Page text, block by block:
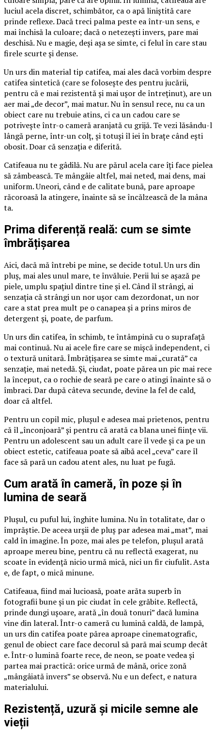
luciul acela discret, schimbător, ca o apă liniștită care
prinde reflexe. Dacă treci palma peste ea într-un sens, e
mai închisă la culoare; dacă o netezești invers, pare mai
deschisă. Nu e magie, deși așa se simte, ci felul în care stau
firele scurte și dense.
Un urs din material tip catifea, mai ales dacă vorbim despre
catifea sintetică (care se folosește des pentru jucării,
pentru că e mai rezistentă și mai ușor de întreținut), are un
aer mai „de decor”, mai matur. Nu în sensul rece, nu ca un
obiect care nu trebuie atins, ci ca un cadou care se
potrivește într-o cameră aranjată cu grijă. Te vezi lăsându-l
lângă perne, într-un colț, și totuși îl iei în brațe când ești
obosit. Doar că senzația e diferită.
Catifeaua nu te gâdilă. Nu are părul acela care îți face pielea
să zâmbească. Te mângâie altfel, mai neted, mai dens, mai
uniform. Uneori, când e de calitate bună, pare aproape
răcoroasă la atingere, înainte să se încălzească de la mâna
ta.
Prima diferență reală: cum se simte
îmbrățișarea
Aici, dacă mă întrebi pe mine, se decide totul. Un urs din
pluș, mai ales unul mare, te învăluie. Perii lui se așază pe
piele, umplu spațiul dintre tine și el. Când îl strângi, ai
senzația că strângi un nor ușor cam dezordonat, un nor
care a stat prea mult pe o canapea și a prins miros de
detergent și, poate, de parfum.
Un urs din catifea, în schimb, te întâmpină cu o suprafață
mai continuă. Nu ai acele fire care se mișcă independent, ci
o textură unitară. Îmbrățișarea se simte mai „curată” ca
senzație, mai netedă. Și, ciudat, poate părea un pic mai rece
la început, ca o rochie de seară pe care o atingi înainte să o
îmbraci. Dar după câteva secunde, devine la fel de cald,
doar că altfel.
Pentru un copil mic, plușul e adesea mai prietenos, pentru
că îl „înconjoară” și pentru că arată ca blana unei ființe vii.
Pentru un adolescent sau un adult care îl vede și ca pe un
obiect estetic, catifeaua poate să aibă acel „ceva” care îl
face să pară un cadou atent ales, nu luat pe fugă.
Cum arată în cameră, în poze și în
lumina de seară
Plușul, cu puful lui, înghite lumina. Nu în totalitate, dar o
împrăștie. De aceea urșii de pluș par adesea mai „mat”, mai
cald în imagine. În poze, mai ales pe telefon, plușul arată
aproape mereu bine, pentru că nu reflectă exagerat, nu
scoate în evidență nicio urmă mică, nici un fir ciufulit. Asta
e, de fapt, o mică minune.
Catifeaua, fiind mai lucioasă, poate arăta superb în
fotografii bune și un pic ciudat în cele grăbite. Reflectă,
prinde dungi ușoare, arată „în două tonuri” dacă lumina
vine din lateral. Într-o cameră cu lumină caldă, de lampă,
un urs din catifea poate părea aproape cinematografic,
genul de obiect care face decorul să pară mai scump decât
e. Într-o lumină foarte rece, de neon, se poate vedea și
partea mai practică: orice urmă de mână, orice zonă
„mângâiată invers” se observă. Nu e un defect, e natura
materialului.
Rezistență, uzură și micile semne ale
vieții